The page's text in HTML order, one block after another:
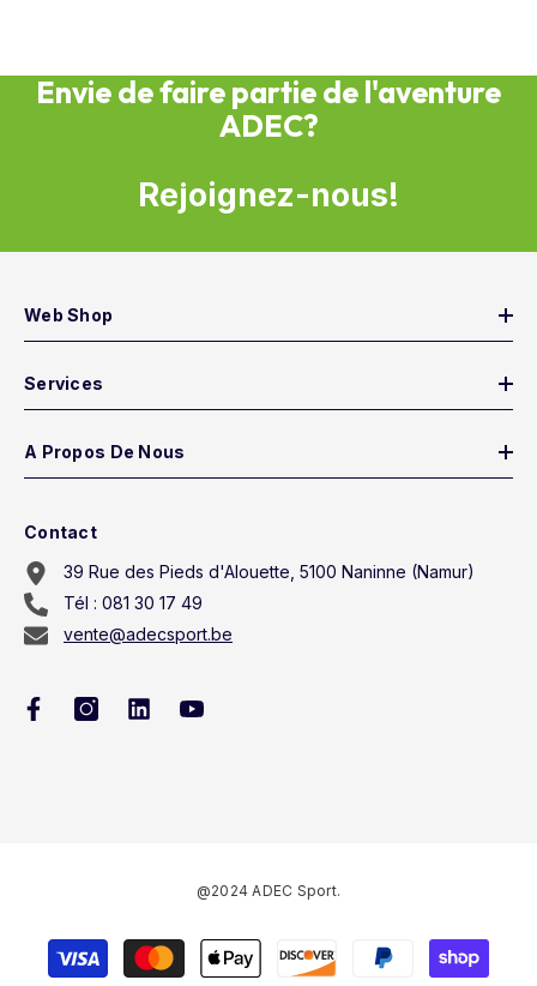
Envie de faire partie de l'aventure
ADEC?
Rejoignez-nous!
Web Shop
Services
A Propos De Nous
Contact
39 Rue des Pieds d'Alouette, 5100 Naninne (Namur)
Tél : 081 30 17 49
vente@adecsport.be
@2024 ADEC Sport.
Méthodes